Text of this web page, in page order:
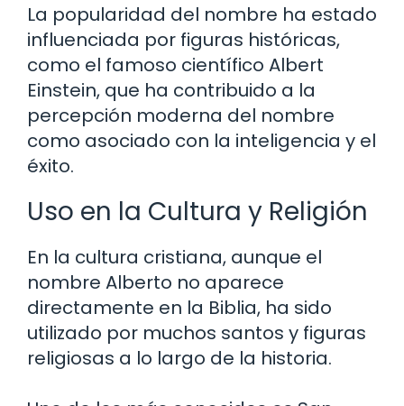
La popularidad del nombre ha estado
influenciada por figuras históricas,
como el famoso científico Albert
Einstein, que ha contribuido a la
percepción moderna del nombre
como asociado con la inteligencia y el
éxito.
Uso en la Cultura y Religión
En la cultura cristiana, aunque el
nombre Alberto no aparece
directamente en la Biblia, ha sido
utilizado por muchos santos y figuras
religiosas a lo largo de la historia.